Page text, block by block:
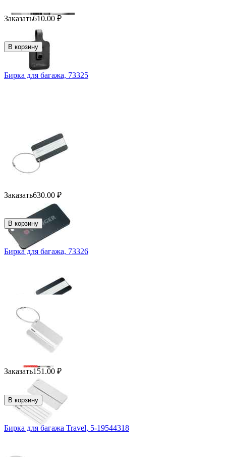
Заказать610.00 ₽
В корзину
Бирка для багажа, 73325
Заказать630.00 ₽
В корзину
Бирка для багажа, 73326
Заказать151.00 ₽
В корзину
Бирка для багажа Travel, 5-19544318